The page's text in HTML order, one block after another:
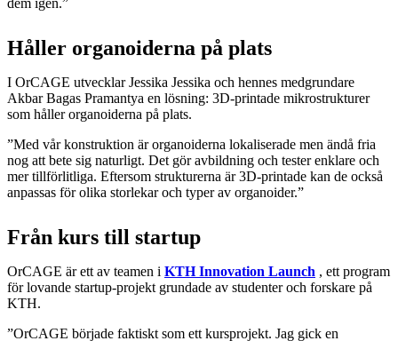
Håller organoiderna på plats
I OrCAGE utvecklar Jessika Jessika och hennes medgrundare
Akbar Bagas Pramantya en lösning: 3D-printade mikrostrukturer
som håller organoiderna på plats.
”Med vår konstruktion är organoiderna lokaliserade men ändå fria
nog att bete sig naturligt. Det gör avbildning och tester enklare och
mer tillförlitliga. Eftersom strukturerna är 3D-printade kan de också
anpassas för olika storlekar och typer av organoider.”
Från kurs till startup
OrCAGE är ett av teamen i KTH Innovation Launch , ett program
för lovande startup-projekt grundade av studenter och forskare på
KTH.
”OrCAGE började faktiskt som ett kursprojekt. Jag gick en